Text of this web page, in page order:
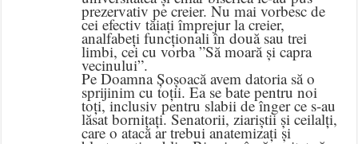
prezervativ pe creier. Nu mai vorbesc de
cei efectiv tăiați împrejur la creier,
analfabeți funcționali în două sau trei
limbi, cei cu vorba ”Să moară și capra
vecinului”.
Pe Doamna Șoșoacă avem datoria să o
sprijinim cu toții. Ea se bate pentru noi
toți, inclusiv pentru slabii de înger ce s-au
lăsat bornițați. Senatorii, ziariștii și ceilalți,
care o atacă ar trebui anatemizați și